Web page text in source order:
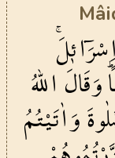
اِسْرَٓائ۪لَۚ
وَقَالَ اللّٰهُ
وَاٰتَيْتُمُ